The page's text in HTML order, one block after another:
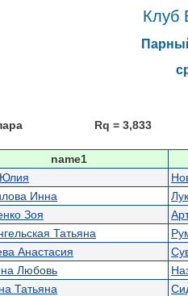
Клуб
Rq = 3,833
name1
Инна
Зоя
Татьяна
Анастасия
Любовь
Татьяна